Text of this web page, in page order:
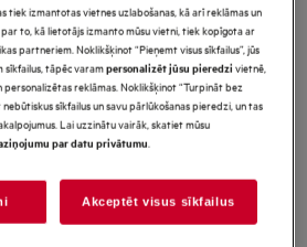
Shelving“ ļauj izvietot vīnu piemērotā
kvalitātes plauktiem “Perfect Shelving”.
“Cellar Pro” 5 pamatprincipus.
tiek izmantotas vietnes uzlabošanas, kā arī reklāmas un
to, kā lietotājs izmanto mūsu vietni, tiek kopīgota ar
partneriem. Noklikšķinot “Pieņemt visus sīkfailus”, jūs
sīkfailus, tāpēc varampersonalizēt jūsu pieredzivietnē,
personalizētas reklāmas. Noklikšķinot “Turpināt bez
sīkfailus un savu pārlūkošanas pieredzi, un tas
Lai uzzinātu vairāk, skatiet mūsu
par datu privātumu.
Akceptēt visus sīkfailus